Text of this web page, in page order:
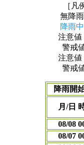
［
無降
降雨中
注意
警戒
注意
警戒
降雨開
月/日
08/08
08/07